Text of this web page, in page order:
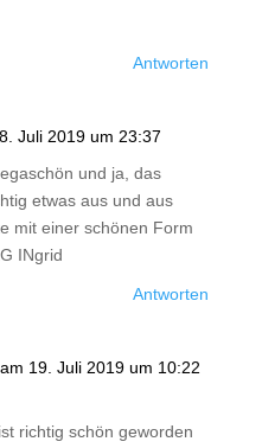
Antworten
Juli 2019 um 23:37
und ja, das
etwas aus und aus
mit einer schönen Form
INgrid
Antworten
am 19. Juli 2019 um 10:22
richtig schön geworden